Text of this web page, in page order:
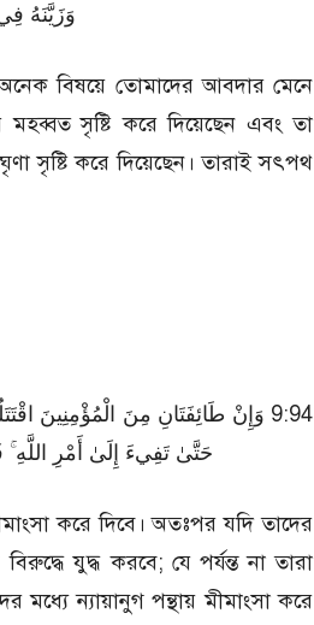
وَزَيَّنَهُ
বিষয়ে তোমাদের আবদার মেনে
মহব্বত সৃষ্টি করে দিয়েছেন এবং তা
সৃষ্টি করে দিয়েছেন। তারাই সৎপথ
49:9 وَإِنْ طَائِفَتَانِ مِنَ الْمُؤْمِنِينَ
حَتَّىٰ تَفِيءَ إِلَىٰ أَمْرِ اللَّهِ
করে দিবে। অতঃপর যদি তাদের
যুদ্ধ করবে; যে পর্যন্ত না তারা
মধ্যে ন্যায়ানুগ পন্থায় মীমাংসা করে